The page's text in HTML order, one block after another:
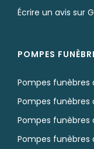
Écrire un avis sur
POMPES
Pompes funèbres
Pompes funèbres
Pompes funèbres
Pompes funèbres